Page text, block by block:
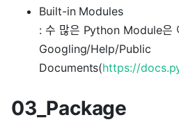
Built-in Modules
: 수 많은 Python Module은
Googling/Help/Public
Documents(https://
03_Package